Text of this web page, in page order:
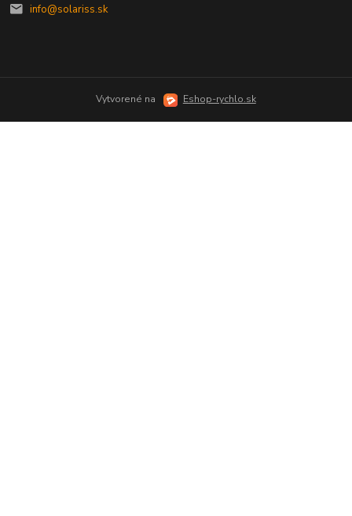
info@solariss.sk
Vytvorené na Eshop-rychlo.sk